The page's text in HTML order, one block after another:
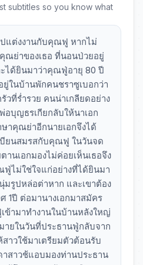
subtitles so you know what
แต่งงานกับคุณฟู หากไม่
ณย่าของเธอ ที่นอนป่วยอยู่
ะได้ยินมาว่าคุณฟู่อายุ 80 ปี
ในบ้านพักคนชราซูเบอกว่า
วที่ร่ำรวย คนน่าเกลียดอย่าง
อบุญธรเกียกลับให้นาเอก
าคุณย่าอีกนายเอกจึงได้
ยนสมรสกับคุณฟู ในวันจด
านเอกมองไม่ค่อยเห็นเธอจึง
ไม่ใช่ใจแก่อย่างที่ได้ยินมา
มรูปหล่อต่าหาก และเขาต้อง
1ปี ต่อมานางเอกมาสมัคร
ข้ามาทำงานในบ้านหลังใหญ่
ายในวันที่ประธานฟู่กลับจาก
าวใช้มาเตรียมตัวต้อนรับ
าสาวช้แอบมองท่านประธาน